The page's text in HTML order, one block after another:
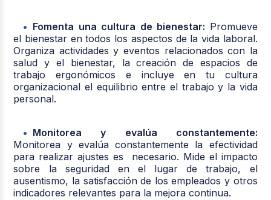
Fomenta una cultura de bienestar: Promueve
el bienestar en todos los aspectos de la vida laboral.
Organiza actividades y eventos relacionados con la
salud y el bienestar, la creación de espacios de
trabajo ergonómicos e incluye en tu cultura
organizacional el equilibrio entre el trabajo y la vida
personal.
Monitorea y evalúa constantemente:
Monitorea y evalúa constantemente la efectividad
para realizar ajustes es necesario. Mide el impacto
sobre la seguridad en el lugar de trabajo, el
ausentismo, la satisfacción de los empleados y otros
indicadores relevantes para la mejora continua.